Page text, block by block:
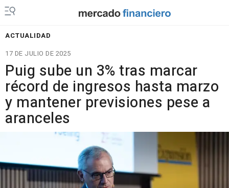
ACTUALIDAD
17 DE JULIO DE 2025
Puig sube un 3% tras marcar
récord de ingresos hasta marzo
y mantener previsiones pese a
aranceles